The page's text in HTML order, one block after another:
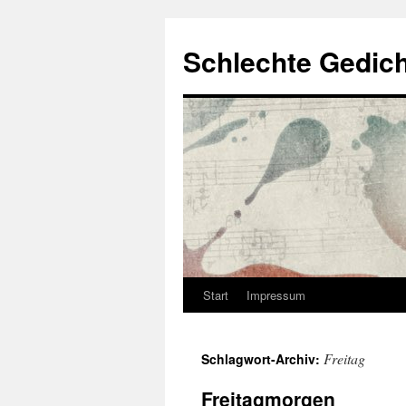
springen
Schlechte
Start Impressum
Schlagwort-Archiv: Freitag
Freitagmorgen